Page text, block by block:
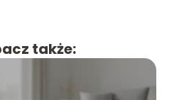
także: